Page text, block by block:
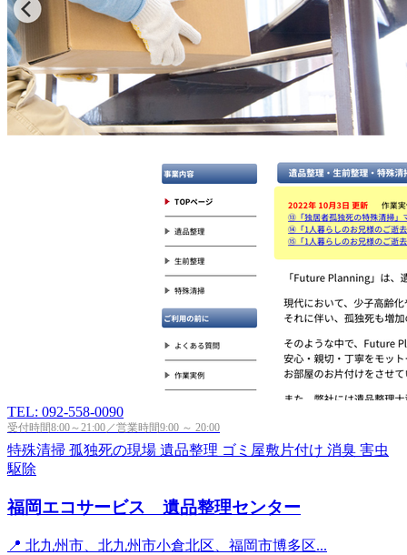
TEL: 092-558-0090
受付時間8:00～21:00／営業時間9:00 ～ 20:00
特殊清掃 孤独死の現場 遺品整理 ゴミ屋敷片付け 消臭 害虫
駆除
福岡エコサービス 遺品整理センター
📍 北九州市、北九州市小倉北区、福岡市博多区...